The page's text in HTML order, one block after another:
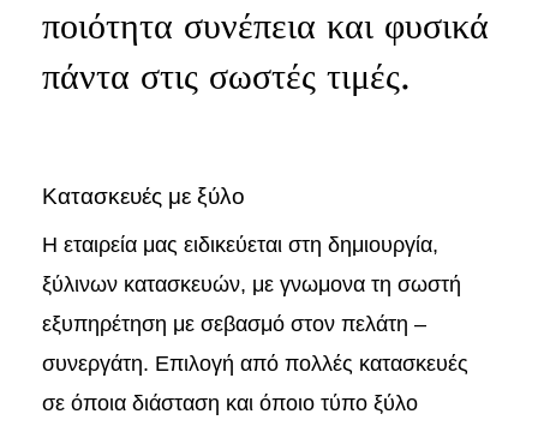
Κατασκευές με ξύλο
Η εταιρεία μας ειδικεύεται στη δημιουργία,
ξύλινων κατασκευών, με γνωμονα τη σωστή
εξυπηρέτηση με σεβασμό στον πελάτη –
συνεργάτη. Επιλογή από πολλές κατασκευές
σε όποια διάσταση και όποιο τύπο ξύλο
ποιότητα συνέπεια και φυσικά
πάντα στις σωστές τιμές.